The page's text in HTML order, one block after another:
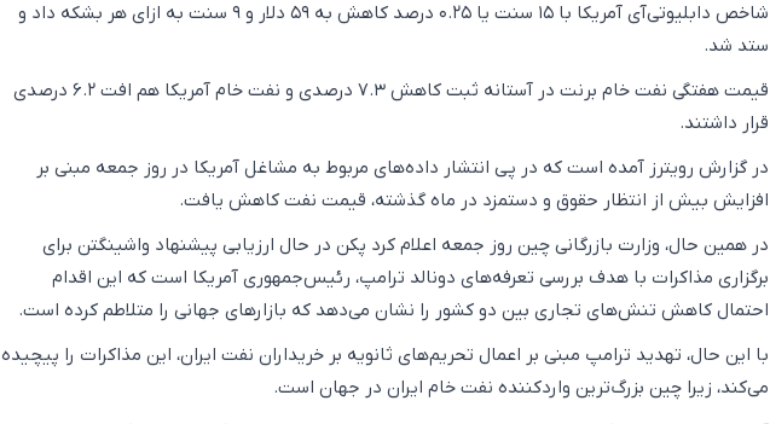
شاخص دابلیوتی‌آی آمریکا با ۱۵ سنت یا ۰.۲۵ درصد کاهش به ۵۹ دلار و ۹ سنت به ازای هر بشکه داد و
ستد شد.
قیمت هفتگی نفت خام برنت در آستانه ثبت کاهش ۷.۳ درصدی و نفت خام آمریکا هم افت ۶.۲ درصدی
قرار داشتند.
در گزارش رویترز آمده است که در پی انتشار داده‌های مربوط به مشاغل آمریکا در روز جمعه مبنی بر
افزایش بیش از انتظار حقوق و دستمزد در ماه گذشته، قیمت نفت کاهش یافت.
در همین حال، وزارت بازرگانی چین روز جمعه اعلام کرد پکن در حال ارزیابی پیشنهاد واشینگتن برای
برگزاری مذاکرات با هدف بررسی تعرفه‌های دونالد ترامپ، رئیس‌جمهوری آمریکا است که این اقدام
احتمال کاهش تنش‌های تجاری بین دو کشور را نشان می‌دهد که بازارهای جهانی را متلاطم کرده است.
با این حال، تهدید ترامپ مبنی بر اعمال تحریم‌های ثانویه بر خریداران نفت ایران، این مذاکرات را پیچیده
می‌کند، زیرا چین بزرگ‌ترین واردکننده نفت خام ایران در جهان است.